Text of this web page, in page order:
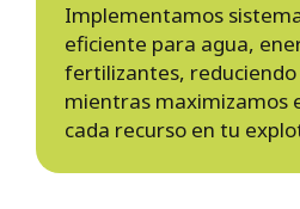
Implementamos
eficiente para agua,
fertilizantes,
mientras maximizamos
cada recurso en tu